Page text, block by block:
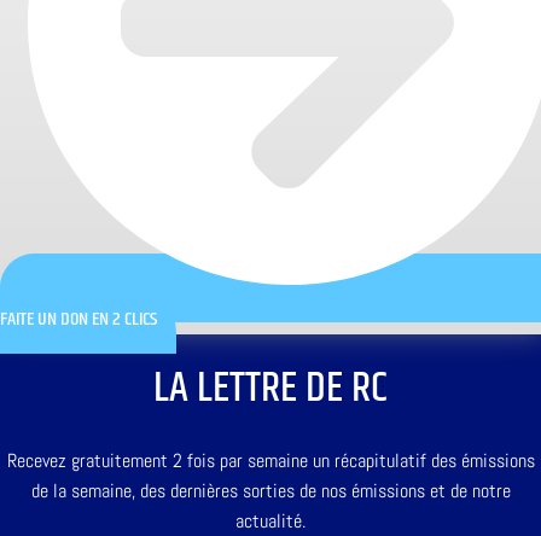
FAITE UN DON EN 2 CLICS
LA LETTRE DE RC
Recevez gratuitement 2 fois par semaine un récapitulatif des émissions
de la semaine, des dernières sorties de nos émissions et de notre
actualité.